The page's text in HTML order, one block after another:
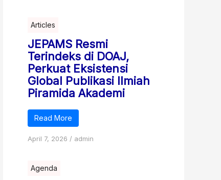
Articles
JEPAMS Resmi
Terindeks di DOAJ,
Perkuat Eksistensi
Global Publikasi Ilmiah
Piramida Akademi
Read More
April 7, 2026 / admin
Agenda